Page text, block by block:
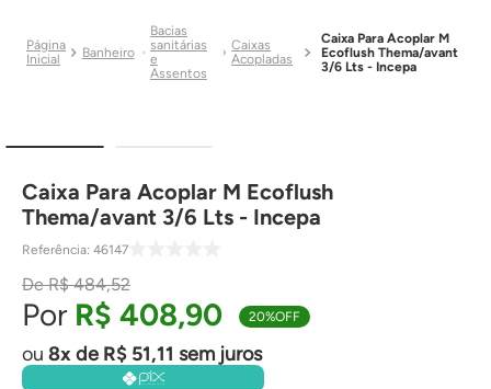
Banheiro
Bacias
sanitárias
e
Assentos
Caixas
Acopladas
Caixa Para Acoplar M
Ecoflush Thema/avant
3/6 Lts - Incepa
Caixa Para Acoplar M Ecoflush
Thema/avant 3/6 Lts - Incepa
Referência: 46147
R$ 484,52
R$ 408,90 20%OFF
8 de R$ 51,11 sem juros